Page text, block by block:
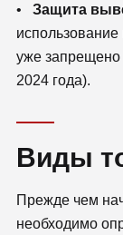
• Защита
уже запрещено
2024 года).
Виды
Прежде чем
необходимо